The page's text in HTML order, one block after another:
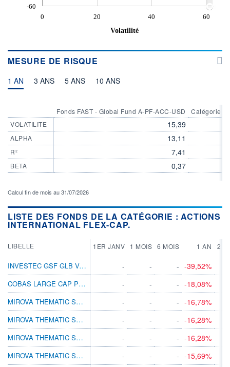
-60
0 20 40
60
Volatilité
MESURE DE RISQUE
1 AN 3 ANS 5 ANS 10 ANS
VOLATILITE
ALPHA
R²
BETA
Fonds FAST - Global Fund A-PF-ACC-USD
15,39
13,11
7,41
0,37
Catégorie
Calcul fin de mois au 31/07/2026
LISTE DES FONDS DE LA CATÉGORIE : ACTIONS
INTERNATIONAL FLEX-CAP.
LIBELLE 1ER JANV 1 MOIS 6 MOIS 1 AN 2
INVESTEC GSF GLB VALUE EQ C ACC USD - - - -39,52%
COBAS LARGE CAP P ACC EUR
- - - -18,08%
MIROVA THEMATIC SBSCPTN ECOY RE/A EUR
- - - -16,78%
MIROVA THEMATIC SBSCPTN ECOY R/A USD
- - - -16,28%
MIROVA THEMATIC SBSCPTN ECOY R/A EUR
- - - -16,28%
MIROVA THEMATIC SBSCPTN ECOY N/A EUR
- - - -15,69%